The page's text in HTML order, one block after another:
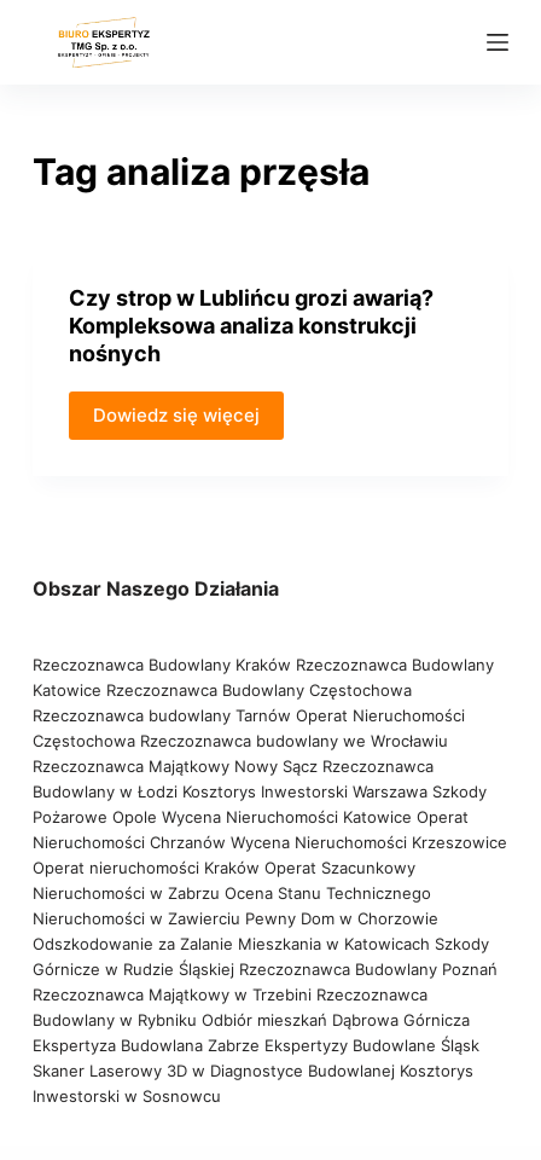
Tag analiza przęsła
Czy strop w Lublińcu grozi awarią?
Kompleksowa analiza konstrukcji
nośnych
Dowiedz się więcej
Obszar Naszego Działania
Rzeczoznawca Budowlany Kraków Rzeczoznawca Budowlany
Katowice Rzeczoznawca Budowlany Częstochowa
Rzeczoznawca budowlany Tarnów Operat Nieruchomości
Częstochowa Rzeczoznawca budowlany we Wrocławiu
Rzeczoznawca Majątkowy Nowy Sącz Rzeczoznawca
Budowlany w Łodzi Kosztorys Inwestorski Warszawa Szkody
Pożarowe Opole Wycena Nieruchomości Katowice Operat
Nieruchomości Chrzanów Wycena Nieruchomości Krzeszowice
Operat nieruchomości Kraków Operat Szacunkowy
Nieruchomości w Zabrzu Ocena Stanu Technicznego
Nieruchomości w Zawierciu Pewny Dom w Chorzowie
Odszkodowanie za Zalanie Mieszkania w Katowicach Szkody
Górnicze w Rudzie Śląskiej Rzeczoznawca Budowlany Poznań
Rzeczoznawca Majątkowy w Trzebini Rzeczoznawca
Budowlany w Rybniku Odbiór mieszkań Dąbrowa Górnicza
Ekspertyza Budowlana Zabrze Ekspertyzy Budowlane Śląsk
Skaner Laserowy 3D w Diagnostyce Budowlanej Kosztorys
Inwestorski w Sosnowcu